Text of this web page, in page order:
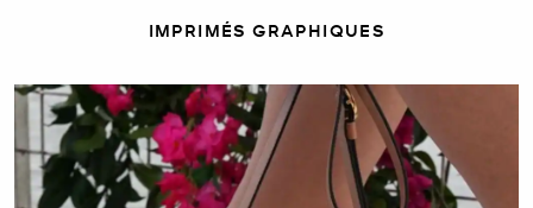
IMPRIMÉS GRAPHIQUES